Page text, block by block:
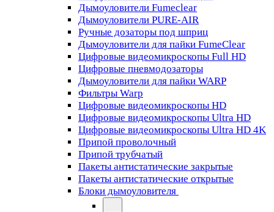
Дымоуловители Fumeclear
Дымоуловители PURE-AIR
Ручные дозаторы под шприц
Дымоуловители для пайки FumeClear
Цифровые видеомикроскопы Full HD
Цифровые пневмодозаторы
Дымоуловители для пайки WARP
Фильтры Warp
Цифровые видеомикроскопы HD
Цифровые видеомикроскопы Ultra HD
Цифровые видеомикроскопы Ultra HD 4K
Припой проволочный
Припой трубчатый
Пакеты антистатические закрытые
Пакеты антистатические открытые
Блоки дымоуловителя